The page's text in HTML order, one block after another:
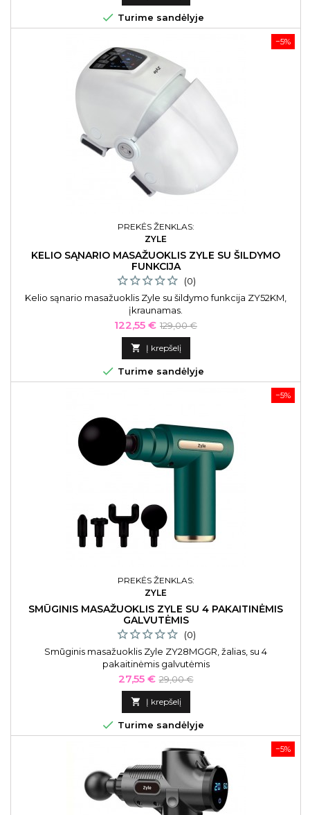
 Turime sandėlyje
−5%
PREKĖS ŽENKLAS:
ZYLE
KELIO SĄNARIO MASAŽUOKLIS ZYLE SU ŠILDYMO
FUNKCIJA
(0)
Kelio sąnario masažuoklis Zyle su šildymo funkcija ZY52KM,
įkraunamas.
Kaina
122,55 € Bazinė
kaina
129,00 €
 Į krepšelį
 Turime sandėlyje
−5%
PREKĖS ŽENKLAS:
ZYLE
SMŪGINIS MASAŽUOKLIS ZYLE SU 4 PAKAITINĖMIS
GALVUTĖMIS
(0)
Smūginis masažuoklis Zyle ZY28MGGR, žalias, su 4
pakaitinėmis galvutėmis
Kaina
27,55 € Bazinė
kaina
29,00 €
 Į krepšelį
 Turime sandėlyje
−5%